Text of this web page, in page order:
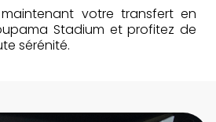
votre transfert en
Stadium et profitez de
sérénité.